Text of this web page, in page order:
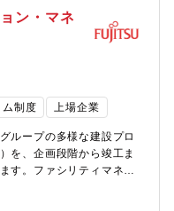
産テクニカルセンターは、
以上のエネルギー使用
大規模の事業所です。小
ンスもあります。自動車
じ、事業基盤を支える重
ア成長が見込めます。■本
をはじめ、 屋根上への
られない希少かつ大規模
ることができます。取り
設計・施工管理までプロ
ン・マネ
ム制度 上場企業
ループの多様な建設プロ
を、企画段階から竣工ま
す。ファシリティマネジ
的にマネジメントし、経